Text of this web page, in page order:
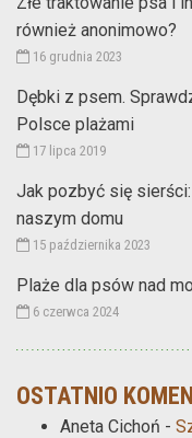
również anonimowo?
16 grudnia 2023
Dębki z psem.
Polsce plażami
17 lipca 2019
Jak pozbyć się
naszym domu
15 października 2023
Plaże dla psów nad
6 czerwca 2024
OSTATNIO
Aneta Cichoń -